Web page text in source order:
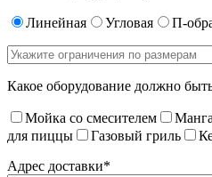
Линейная Угловая П-
Какое оборудование должно
Мойка со смесителем
для пиццы
Газовый гриль
Адрес доставки*